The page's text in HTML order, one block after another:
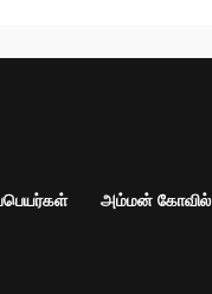
அம்மன் கோவில்